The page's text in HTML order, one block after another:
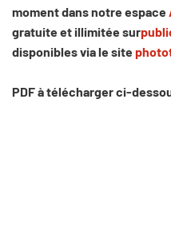
moment dans notre espace
gratuite et illimitée sur
disponibles via le site
PDF à télécharger ci-